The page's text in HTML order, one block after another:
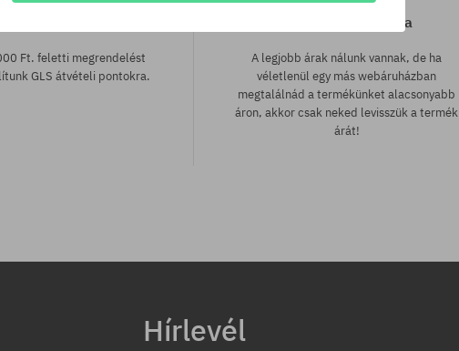
25 000 Ft-tól
Ft. feletti megrendelést
GLS átvételi pontokra.
Legjobb ár garancia
A legjobb árak nálunk vannak, de ha
véletlenül egy más webáruházban
megtalálnád a termékünket alacsonyabb
áron, akkor csak neked levisszük a termék
árát!
Hírlevél